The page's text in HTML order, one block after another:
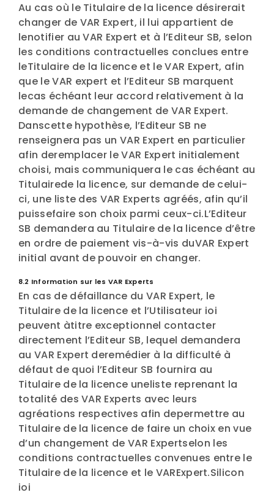
Au cas où le Titulaire de la licence désirerait
changer de VAR Expert, il lui appartient de
lenotifier au VAR Expert et à l’Editeur SB, selon
les conditions contractuelles conclues entre
leTitulaire de la licence et le VAR Expert, afin
que le VAR expert et l’Editeur SB marquent
lecas échéant leur accord relativement à la
demande de changement de VAR Expert.
Danscette hypothèse, l’Editeur SB ne
renseignera pas un VAR Expert en particulier
afin deremplacer le VAR Expert initialement
choisi, mais communiquera le cas échéant au
Titulairede la licence, sur demande de celui-
ci, une liste des VAR Experts agréés, afin qu’il
puissefaire son choix parmi ceux-ci.L’Editeur
SB demandera au Titulaire de la licence d’être
en ordre de paiement vis-à-vis duVAR Expert
initial avant de pouvoir en changer.
8.2 Information sur les VAR Experts
En cas de défaillance du VAR Expert, le
Titulaire de la licence et l’Utilisateur ioi
peuvent àtitre exceptionnel contacter
directement l’Editeur SB, lequel demandera
au VAR Expert deremédier à la difficulté à
défaut de quoi l’Editeur SB fournira au
Titulaire de la licence uneliste reprenant la
totalité des VAR Experts avec leurs
agréations respectives afin depermettre au
Titulaire de la licence de faire un choix en vue
d’un changement de VAR Expertselon les
conditions contractuelles convenues entre le
Titulaire de la licence et le VARExpert.Silicon
ioi